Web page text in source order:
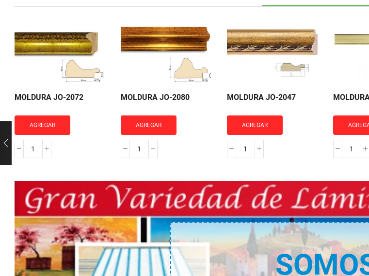
MOLDURA JO-2072
AGREGAR
MOLDURA
cantidad
MOLDURA JO-2080
AGREGAR
MOLDURA
cantidad
MOLDURA JO-2047
AGREGAR
MOLDURA
cantidad